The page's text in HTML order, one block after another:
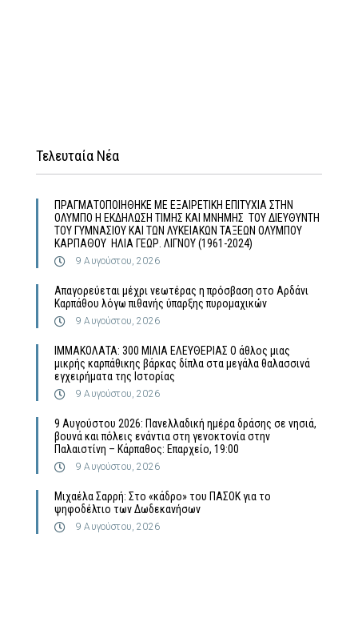
Τελευταία Νέα
ΠΡΑΓΜΑΤΟΠΟΙΗΘΗΚΕ ΜΕ ΕΞΑΙΡΕΤΙΚΗ ΕΠΙΤΥΧΙΑ ΣΤΗΝ
ΟΛΥΜΠΟ Η ΕΚΔΗΛΩΣΗ ΤΙΜΗΣ ΚΑΙ ΜΝΗΜΗΣ ΤΟΥ ΔΙΕΥΘΥΝΤΗ
ΤΟΥ ΓΥΜΝΑΣΙΟΥ ΚΑΙ ΤΩΝ ΛΥΚΕΙΑΚΩΝ ΤΑΞΕΩΝ ΟΛΥΜΠΟΥ
ΚΑΡΠΑΘΟΥ ΗΛΙΑ ΓΕΩΡ. ΛΙΓΝΟΥ (1961-2024)
9 Αυγούστου, 2026
Απαγορεύεται μέχρι νεωτέρας η πρόσβαση στο Αρδάνι
Καρπάθου λόγω πιθανής ύπαρξης πυρομαχικών
9 Αυγούστου, 2026
ΙΜΜΑΚΟΛΑΤΑ: 300 ΜΙΛΙΑ ΕΛΕΥΘΕΡΙΑΣ Ο άθλος μιας
μικρής καρπάθικης βάρκας δίπλα στα μεγάλα θαλασσινά
εγχειρήματα της Ιστορίας
9 Αυγούστου, 2026
9 Αυγούστου 2026: Πανελλαδική ημέρα δράσης σε νησιά,
βουνά και πόλεις ενάντια στη γενοκτονία στην
Παλαιστίνη – Κάρπαθος: Επαρχείο, 19:00
9 Αυγούστου, 2026
Μιχαέλα Σαρρή: Στο «κάδρο» του ΠΑΣΟΚ για το
ψηφοδέλτιο των Δωδεκανήσων
9 Αυγούστου, 2026